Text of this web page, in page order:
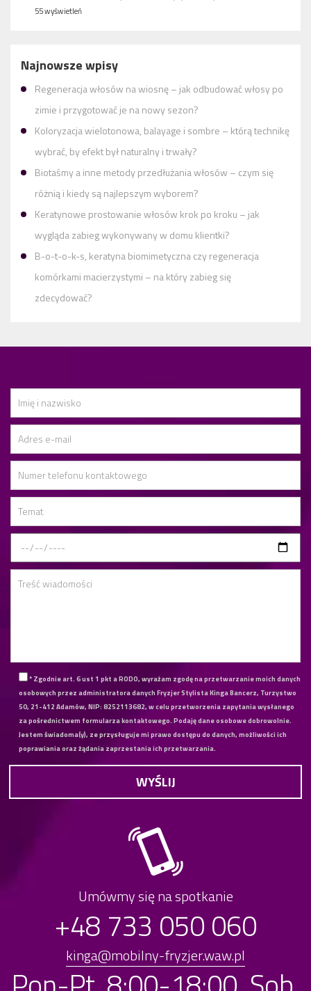
55 wyświetleń
Najnowsze wpisy
Regeneracja włosów na wiosnę – jak odbudować włosy po
zimie i przygotować je na nowy sezon?
Koloryzacja wielotonowa, balayage i sombre – którą technikę
wybrać, by efekt był naturalny i trwały?
Biotaśmy a inne metody przedłużania włosów – czym się
różnią i kiedy są najlepszym wyborem?
Keratynowe prostowanie włosów krok po kroku – jak
wygląda zabieg wykonywany w domu klientki?
B-o-t-o-k-s, keratyna biomimetyczna czy regeneracja
komórkami macierzystymi – na który zabieg się
zdecydować?
* Zgodnie art. 6 ust 1 pkt a RODO, wyrażam zgodę na przetwarzanie moich danych
osobowych przez administratora danych Fryzjer Stylista Kinga Bancerz, Turzystwo
50, 21-412 Adamów, NIP: 8252113682, w celu przetworzenia zapytania wysłanego
za pośrednictwem formularza kontaktowego. Podaję dane osobowe dobrowolnie.
Jestem świadoma(y), ze przysługuje mi prawo dostępu do danych, możliwości ich
poprawiania oraz żądania zaprzestania ich przetwarzania.
Umówmy się na spotkanie
+48 733 050 060
kinga@mobilny-fryzjer.waw.pl